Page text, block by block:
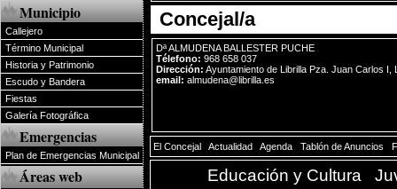
Municipio
Callejero
Término Municipal
Historia y Patrimonio
Escudo y Bandera
Fiestas
Galería Fotográfica
Emergencias
Plan de Emergencias Municipal
Áreas web
Concejal/a
Dª ALMUDENA BALLESTER PUCHE
Télefono: 968 658 037
Dirección: Ayuntamiento de Librilla Pza. Juan Carlos I,
email: almudena@librilla.es
El Concejal| Actualidad| Agenda| Tablón de Anuncios
Educación y Cultura|